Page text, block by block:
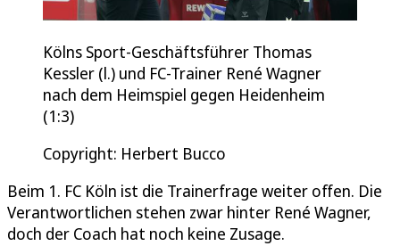
Kölns Sport-Geschäftsführer Thomas
Kessler (l.) und FC-Trainer René Wagner
nach dem Heimspiel gegen Heidenheim
(1:3)
Copyright: Herbert Bucco
Beim 1. FC Köln ist die Trainerfrage weiter offen. Die
Verantwortlichen stehen zwar hinter René Wagner,
doch der Coach hat noch keine Zusage.